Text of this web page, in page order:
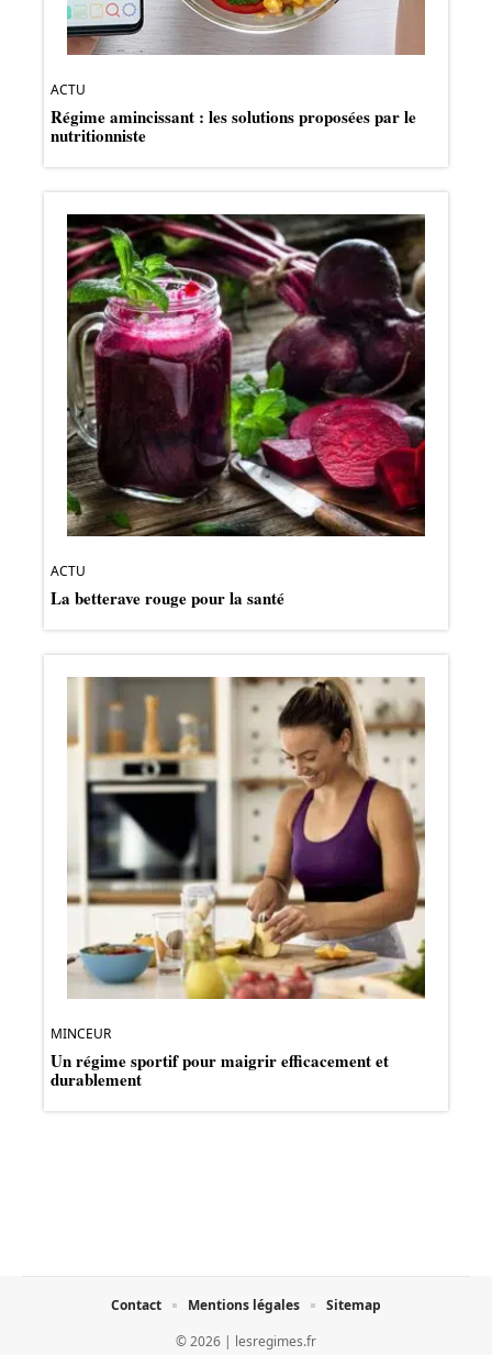
ACTU
Régime amincissant : les solutions proposées par le
nutritionniste
ACTU
La betterave rouge pour la santé
MINCEUR
Un régime sportif pour maigrir efficacement et
durablement
© 2026 | lesregimes.fr
Contact Mentions légales Sitemap